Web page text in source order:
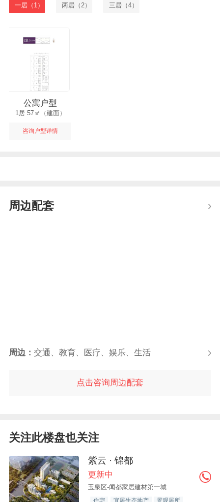
一居（1） 两居（2） 三居（4）
公寓户型
1居 57㎡（建面）
咨询户型详情
周边配套
周边： 交通、教育、医疗、娱乐、生活
点击咨询周边配套
关注此楼盘也关注
紫云 · 锦都
更新中
玉泉区-闻都家居建材第一城